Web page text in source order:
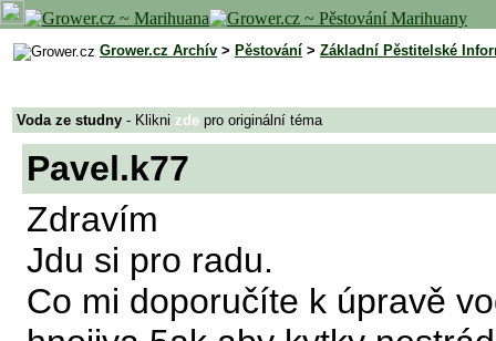
Grower.cz Archív > Pěstování > Základní Pěstitelské
Voda ze studny - Klikni zde pro originální téma
Pavel.k77
Zdravím
Jdu si pro radu.
Co mi doporučíte k úpravě